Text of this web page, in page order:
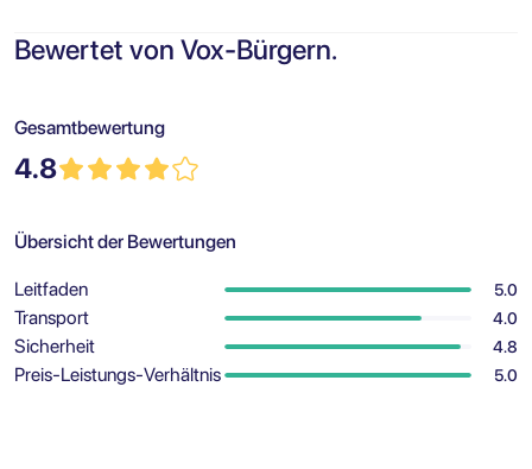
Bewertet von Vox-Bürgern.
Gesamtbewertung
4.8
Übersicht der Bewertungen
Leitfaden 5.0
Transport 4.0
Sicherheit 4.8
Preis-Leistungs-Verhältnis 5.0